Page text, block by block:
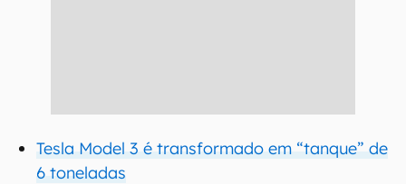
Tesla Model 3 é transformado em “tanque” de
6 toneladas